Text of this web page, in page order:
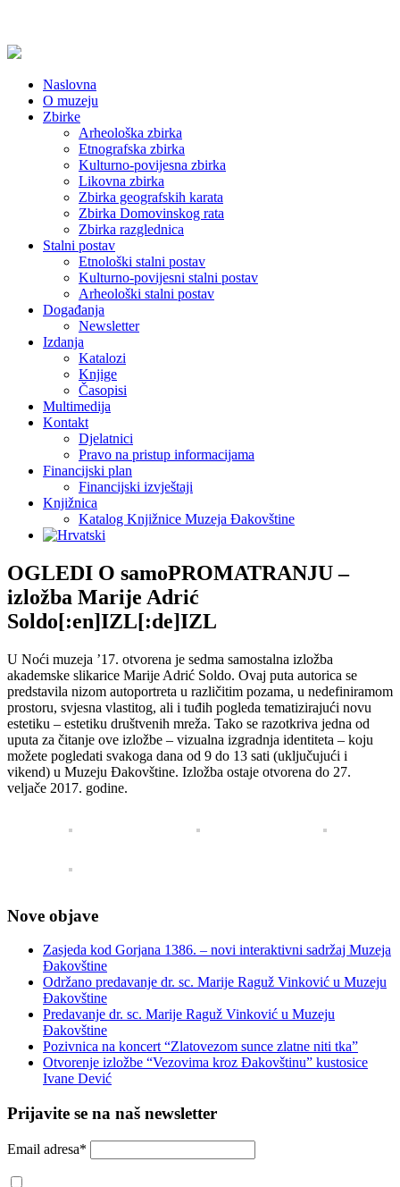
Naslovna
O muzeju
Zbirke
Arheološka zbirka
Etnografska zbirka
Kulturno-povijesna zbirka
Likovna zbirka
Zbirka geografskih karata
Zbirka Domovinskog rata
Zbirka razglednica
Stalni postav
Etnološki stalni postav
Kulturno-povijesni stalni postav
Arheološki stalni postav
Događanja
Newsletter
Izdanja
Katalozi
Knjige
Časopisi
Multimedija
Kontakt
Djelatnici
Pravo na pristup informacijama
Financijski plan
Financijski izvještaji
Knjižnica
Katalog Knjižnice Muzeja Đakovštine
OGLEDI O samoPROMATRANJU –
izložba Marije Adrić
Soldo[:en]IZL[:de]IZL
U Noći muzeja ’17. otvorena je sedma samostalna izložba
akademske slikarice Marije Adrić Soldo. Ovaj puta autorica se
predstavila nizom autoportreta u različitim pozama, u nedefiniramom
prostoru, svjesna vlastitog, ali i tuđih pogleda tematizirajući novu
estetiku – estetiku društvenih mreža. Tako se razotkriva jedna od
uputa za čitanje ove izložbe – vizualna izgradnja identiteta – koju
možete pogledati svakoga dana od 9 do 13 sati (uključujući i
vikend) u Muzeju Đakovštine. Izložba ostaje otvorena do 27.
veljače 2017. godine.
Nove objave
Zasjeda kod Gorjana 1386. – novi interaktivni sadržaj Muzeja
Đakovštine
Održano predavanje dr. sc. Marije Raguž Vinković u Muzeju
Đakovštine
Predavanje dr. sc. Marije Raguž Vinković u Muzeju
Đakovštine
Pozivnica na koncert “Zlatovezom sunce zlatne niti tka”
Otvorenje izložbe “Vezovima kroz Đakovštinu” kustosice
Ivane Dević
Prijavite se na naš newsletter
Email adresa*